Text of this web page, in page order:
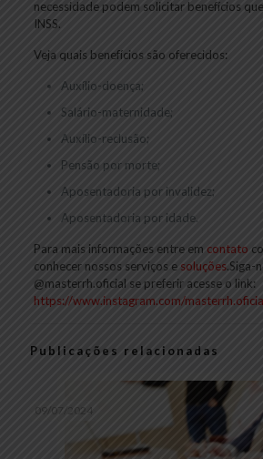
necessidade podem solicitar benefícios
INSS.
Veja quais benefícios são oferecidos:
Auxílio-doença;
Salário-maternidade;
Auxílio-reclusão;
Pensão por morte;
Aposentadoria por invalidez;
Aposentadoria por idade.
Para mais informações entre em contato
conhecer nossos serviços e soluções.Siga-
@masterrh.oficial se preferir acesse o link:
https://www.instagram.com/
Publicações relacionadas
09/07/2024